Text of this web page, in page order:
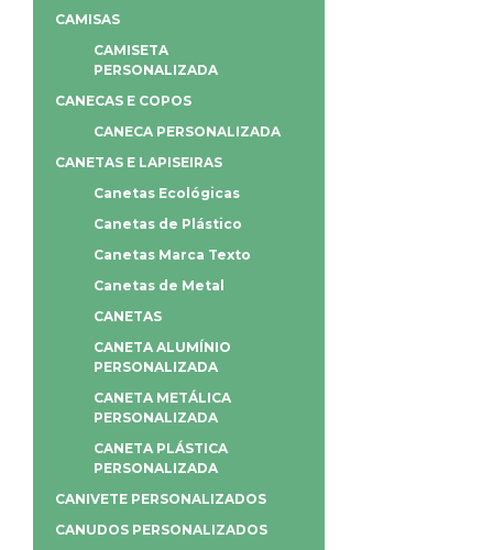
CAMISAS
CAMISETA
PERSONALIZADA
CANECAS E COPOS
CANECA PERSONALIZADA
CANETAS E LAPISEIRAS
Canetas Ecológicas
Canetas de Plástico
Canetas Marca Texto
Canetas de Metal
CANETAS
CANETA ALUMÍNIO
PERSONALIZADA
CANETA METÁLICA
PERSONALIZADA
CANETA PLÁSTICA
PERSONALIZADA
CANIVETE PERSONALIZADOS
CANUDOS PERSONALIZADOS